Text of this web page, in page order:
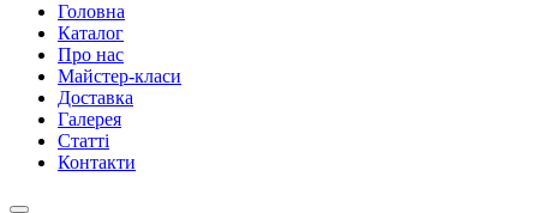
Головна
Каталог
Про нас
Майстер-класи
Доставка
Галерея
Статтi
Контакти